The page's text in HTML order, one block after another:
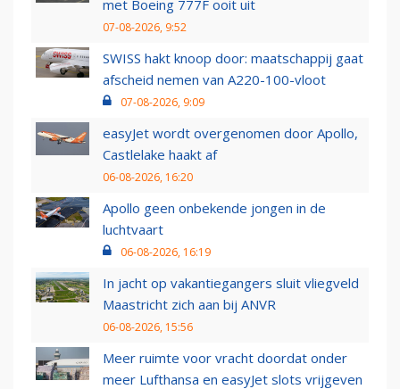
met Boeing 777F ooit uit
07-08-2026, 9:52
SWISS hakt knoop door: maatschappij gaat
afscheid nemen van A220-100-vloot
07-08-2026, 9:09
easyJet wordt overgenomen door Apollo,
Castlelake haakt af
06-08-2026, 16:20
Apollo geen onbekende jongen in de
luchtvaart
06-08-2026, 16:19
In jacht op vakantiegangers sluit vliegveld
Maastricht zich aan bij ANVR
06-08-2026, 15:56
Meer ruimte voor vracht doordat onder
meer Lufthansa en easyJet slots vrijgeven